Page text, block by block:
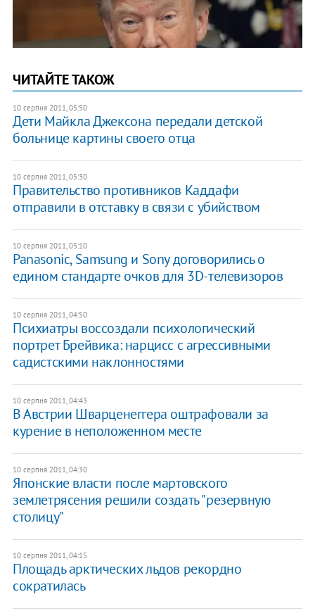
ЧИТАЙТЕ ТАКОЖ
10 серпня 2011, 05:50
Дети Майкла Джексона передали детской
больнице картины своего отца
10 серпня 2011, 05:30
Правительство противников Каддафи
отправили в отставку в связи с убийством
10 серпня 2011, 05:10
Panasonic, Samsung и Sony договорились о
едином стандарте очков для 3D-телевизоров
10 серпня 2011, 04:50
Психиатры воссоздали психологический
портрет Брейвика: нарцисс с агрессивными
садистскими наклонностями
10 серпня 2011, 04:43
В Австрии Шварценеггера оштрафовали за
курение в неположенном месте
10 серпня 2011, 04:30
Японские власти после мартовского
землетрясения решили создать "резервную
столицу"
10 серпня 2011, 04:15
Площадь арктических льдов рекордно
сократилась